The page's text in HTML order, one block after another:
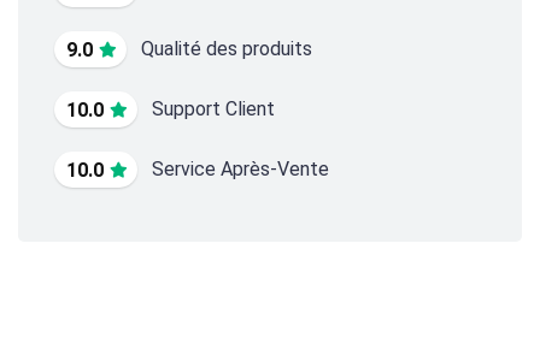
9.0 Qualité des produits
10.0 Support Client
10.0 Service Après-Vente